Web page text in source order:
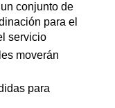
conjunto de
para el
servicio
moverán
para